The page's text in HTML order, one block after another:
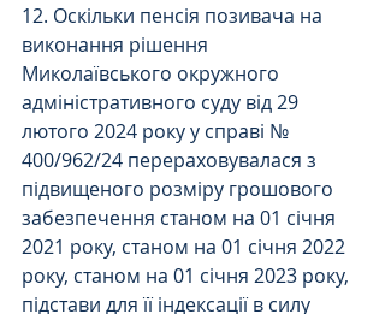
12. Оскільки пенсія позивача на
виконання рішення
Миколаївського окружного
адміністративного суду від 29
лютого 2024 року у справі №
400/962/24 перераховувалася з
підвищеного розміру грошового
забезпечення станом на 01 січня
2021 року, станом на 01 січня 2022
року, станом на 01 січня 2023 року,
підстави для її індексації в силу